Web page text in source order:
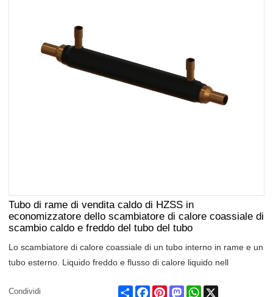
Tubo di rame di vendita caldo di HZSS in
economizzatore dello scambiatore di calore coassiale di
scambio caldo e freddo del tubo del tubo
Lo scambiatore di calore coassiale di un tubo interno in rame e un
tubo esterno. Liquido freddo e flusso di calore liquido nell
Condividi Share FacebookPinterestMastodonWhatsApp